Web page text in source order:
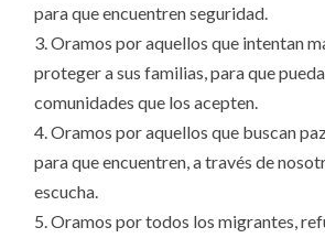
para que encuentren seguridad.
3. Oramos por aquellos que intentan
proteger a sus familias, para que
comunidades que los acepten.
4. Oramos por aquellos que buscan
para que encuentren, a través de
escucha.
5. Oramos por todos los migrantes,